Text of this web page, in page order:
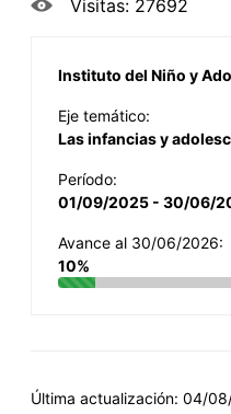
Visitas: 27692
Instituto del Niño y
Eje temático:
Las infancias y
Período:
01/09/2025 - 30/06/
Avance al 30/06/2026:
10%
Última actualización: 04/